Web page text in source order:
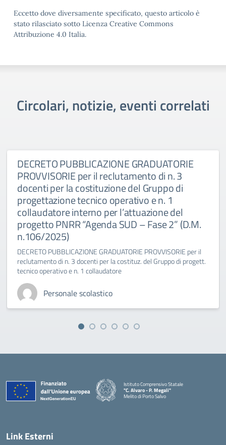
Eccetto dove diversamente specificato, questo articolo è
stato rilasciato sotto Licenza Creative Commons
Attribuzione 4.0 Italia.
Circolari, notizie, eventi correlati
DECRETO PUBBLICAZIONE GRADUATORIE
PROVVISORIE per il reclutamento di n. 3
docenti per la costituzione del Gruppo di
progettazione tecnico operativo e n. 1
collaudatore interno per l’attuazione del
progetto PNRR “Agenda SUD – Fase 2” (D.M.
n.106/2025)
DECRETO PUBBLICAZIONE GRADUATORIE PROVVISORIE per il
reclutamento di n. 3 docenti per la costituz. del Gruppo di progett.
tecnico operativo e n. 1 collaudatore
Personale scolastico
Istituto Comprensivo Statale
"C. Alvaro - P. Megali"
Melito di Porto Salvo
Link Esterni